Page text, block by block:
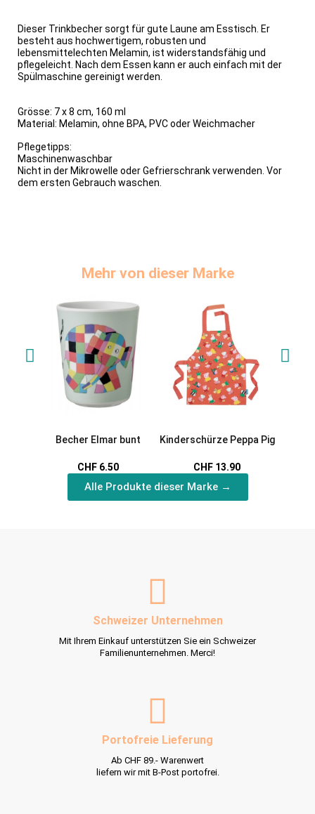
Dieser Trinkbecher sorgt für gute Laune am Esstisch. Er
besteht aus hochwertigem, robusten und
lebensmittelechten Melamin, ist widerstandsfähig und
pflegeleicht. Nach dem Essen kann er auch einfach mit der
Spülmaschine gereinigt werden.
Grösse: 7 x 8 cm, 160 ml
Material: Melamin, ohne BPA, PVC oder Weichmacher​
Pflegetipps:
Maschinenwaschbar
Nicht in der Mikrowelle oder Gefrierschrank verwenden. Vor
dem ersten Gebrauch waschen.
Mehr von dieser Marke
Becher Elmar bunt
CHF 6.50
Kinderschürze Peppa Pig
CHF 13.90
Alle Produkte dieser Marke →
Schweizer Unternehmen
Mit Ihrem Einkauf unterstützen Sie ein Schweizer
Familienunternehmen. Merci!
Portofreie Lieferung
Ab CHF 89.- Warenwert
liefern wir mit B-Post portofrei.